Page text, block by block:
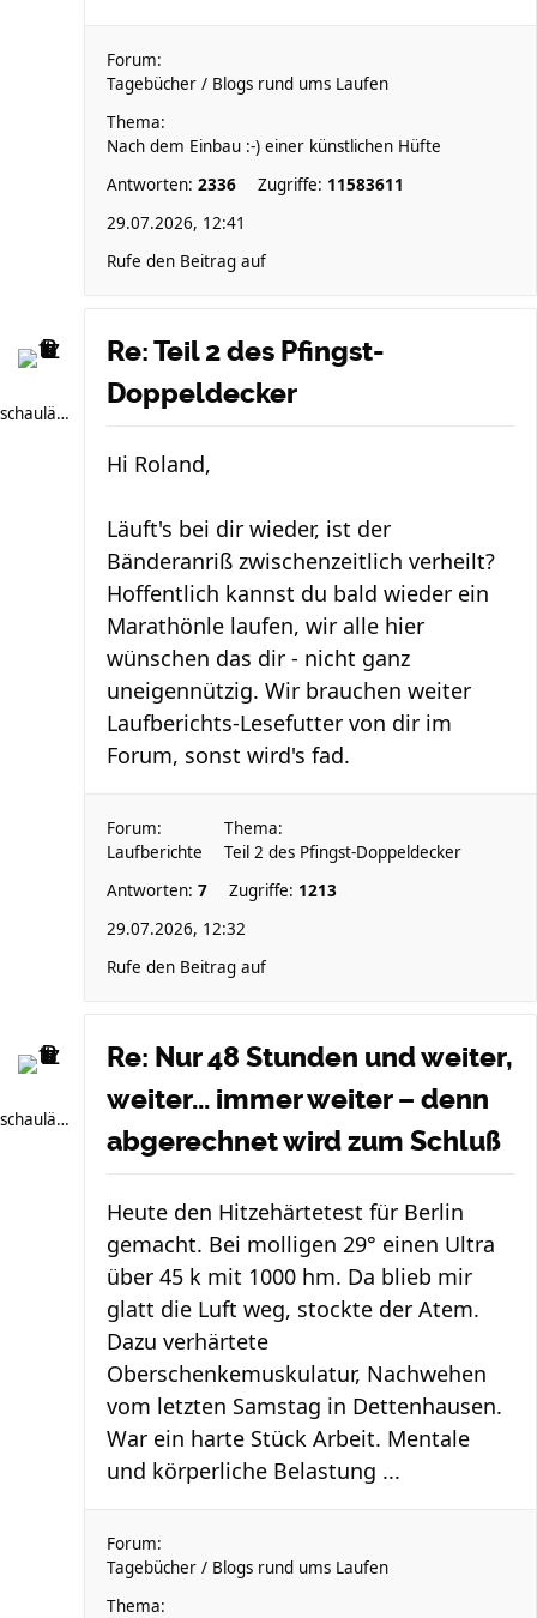
Forum:
Tagebücher / Blogs rund ums Laufen
Thema:
Nach dem Einbau :-) einer künstlichen Hüfte
Antworten: 2336 Zugriffe: 11583611
29.07.2026, 12:41
Rufe den Beitrag auf
schauläufer
Re: Teil 2 des Pfingst-
Doppeldecker
Hi Roland,
Läuft's bei dir wieder, ist der
Bänderanriß zwischenzeitlich verheilt?
Hoffentlich kannst du bald wieder ein
Marathönle laufen, wir alle hier
wünschen das dir - nicht ganz
uneigennützig. Wir brauchen weiter
Laufberichts-Lesefutter von dir im
Forum, sonst wird's fad.
Forum:
Laufberichte
Thema:
Teil 2 des Pfingst-Doppeldecker
Antworten: 7 Zugriffe: 1213
29.07.2026, 12:32
Rufe den Beitrag auf
schauläufer
Re: Nur 48 Stunden und weiter,
weiter... immer weiter – denn
abgerechnet wird zum Schluß
Heute den Hitzehärtetest für Berlin
gemacht. Bei molligen 29° einen Ultra
über 45 k mit 1000 hm. Da blieb mir
glatt die Luft weg, stockte der Atem.
Dazu verhärtete
Oberschenkemuskulatur, Nachwehen
vom letzten Samstag in Dettenhausen.
War ein harte Stück Arbeit. Mentale
und körperliche Belastung ...
Forum:
Tagebücher / Blogs rund ums Laufen
Thema: